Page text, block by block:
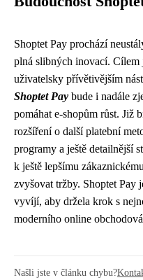
Shoptet Pay prochází
plná slibných inovací. Cílem
uživatelsky přívětivějším
Shoptet Pay bude i nadále
pomáhat e-shopům růst. Již
rozšíření o další platební
programy a ještě detailnější
k ještě lepšímu
zvyšovat tržby. Shoptet Pay
vyvíjí, aby držela krok s
moderního online
Našli jste v článku chybu?